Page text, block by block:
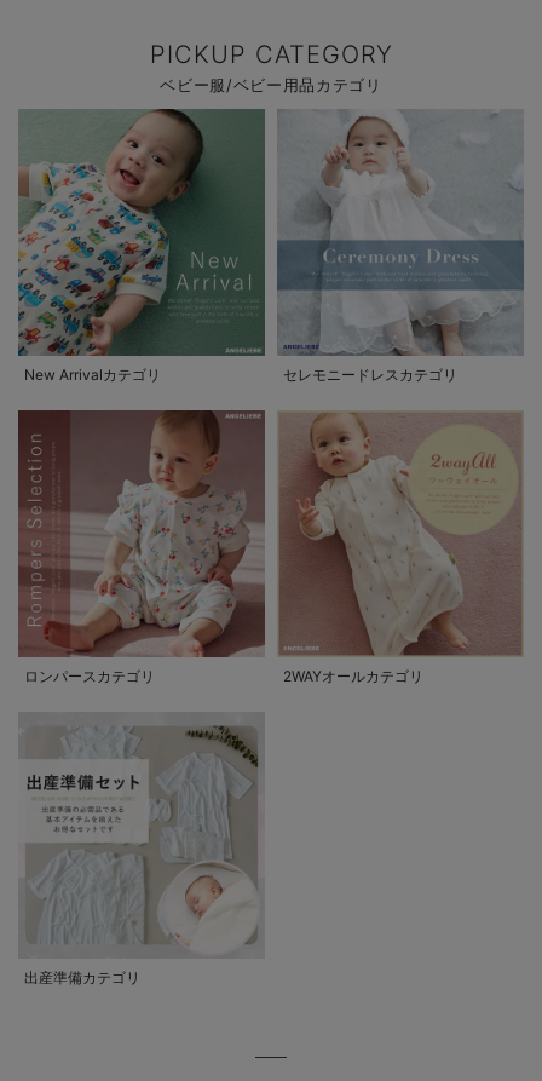
PICKUP CATEGORY
ベビー服/ベビー用品カテゴリ
New Arrivalカテゴリ セレモニードレスカテゴリ
ロンパースカテゴリ 2WAYオールカテゴリ
出産準備カテゴリ